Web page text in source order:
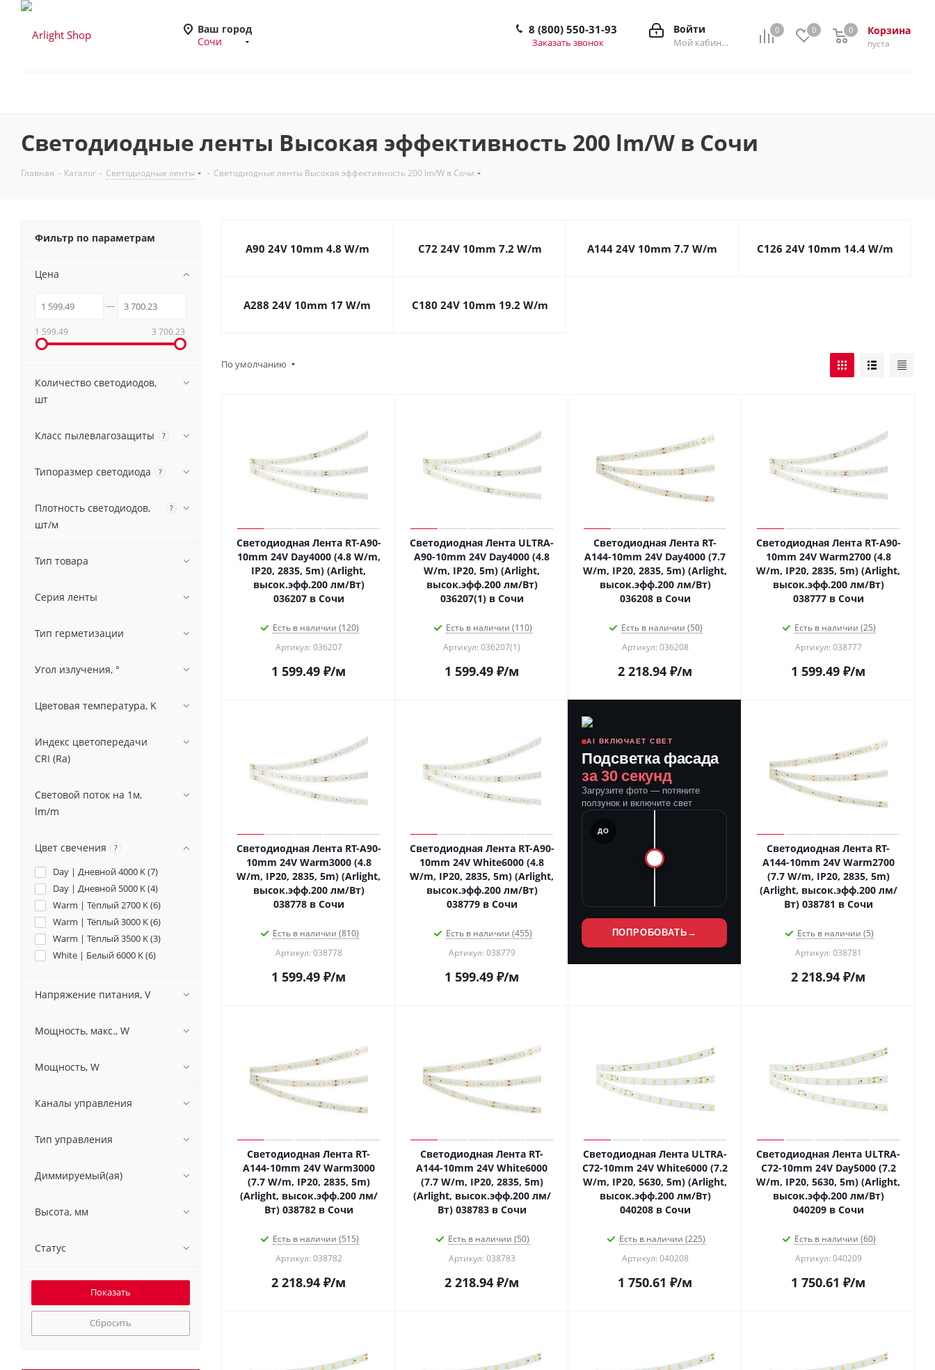
Ваш город
Сочи
0 0 Корзина
0
пуста
0
Войти
Мой кабинет
8 (800) 550-31-93
Заказать звонок
Светодиодные ленты Высокая эффективность 200 lm/W в Сочи
Главная - Каталог - Светодиодные ленты - Светодиодные ленты Высокая эффективность 200 lm/W в Сочи
A90 24V 10mm 4.8 W/m C72 24V 10mm 7.2 W/m A144 24V 10mm 7.7 W/m C126 24V 10mm 14.4 W/m
A288 24V 10mm 17 W/m C180 24V 10mm 19.2 W/m
По умолчанию
Светодиодная Лента RT-A90-
10mm 24V Day4000 (4.8 W/m,
IP20, 2835, 5m) (Arlight,
высок.эфф.200 лм/Вт)
036207 в Сочи
Есть в наличии (120)
Артикул: 036207
1 599.49 ₽/м
Светодиодная Лента ULTRA-
A90-10mm 24V Day4000 (4.8
W/m, IP20, 5m) (Arlight,
высок.эфф.200 лм/Вт)
036207(1) в Сочи
Есть в наличии (110)
Артикул: 036207(1)
1 599.49 ₽/м
Светодиодная Лента RT-
A144-10mm 24V Day4000 (7.7
W/m, IP20, 2835, 5m) (Arlight,
высок.эфф.200 лм/Вт)
036208 в Сочи
Есть в наличии (50)
Артикул: 036208
2 218.94 ₽/м
Светодиодная Лента RT-A90-
10mm 24V Warm2700 (4.8
W/m, IP20, 2835, 5m) (Arlight,
высок.эфф.200 лм/Вт)
038777 в Сочи
Есть в наличии (25)
Артикул: 038777
1 599.49 ₽/м
Светодиодная Лента RT-A90-
10mm 24V Warm3000 (4.8
W/m, IP20, 2835, 5m) (Arlight,
высок.эфф.200 лм/Вт)
038778 в Сочи
Есть в наличии (810)
Артикул: 038778
1 599.49 ₽/м
Светодиодная Лента RT-A90-
10mm 24V White6000 (4.8
W/m, IP20, 2835, 5m) (Arlight,
высок.эфф.200 лм/Вт)
038779 в Сочи
Есть в наличии (455)
Артикул: 038779
1 599.49 ₽/м
AI ВКЛЮЧАЕТ СВЕТ
Подсветка фасада
за 30 секунд
Загрузите фото — потяните
ползунок и включите свет
ДО
ПОПРОБОВАТЬ →
Светодиодная Лента RT-
A144-10mm 24V Warm2700
(7.7 W/m, IP20, 2835, 5m)
(Arlight, высок.эфф.200 лм/
Вт) 038781 в Сочи
Есть в наличии (5)
Артикул: 038781
2 218.94 ₽/м
Светодиодная Лента RT-
A144-10mm 24V Warm3000
(7.7 W/m, IP20, 2835, 5m)
(Arlight, высок.эфф.200 лм/
Вт) 038782 в Сочи
Есть в наличии (515)
Артикул: 038782
2 218.94 ₽/м
Светодиодная Лента RT-
A144-10mm 24V White6000
(7.7 W/m, IP20, 2835, 5m)
(Arlight, высок.эфф.200 лм/
Вт) 038783 в Сочи
Есть в наличии (50)
Артикул: 038783
2 218.94 ₽/м
Светодиодная Лента ULTRA-
C72-10mm 24V White6000 (7.2
W/m, IP20, 5630, 5m) (Arlight,
высок.эфф.200 лм/Вт)
040208 в Сочи
Есть в наличии (225)
Артикул: 040208
1 750.61 ₽/м
Светодиодная Лента ULTRA-
C72-10mm 24V Day5000 (7.2
W/m, IP20, 5630, 5m) (Arlight,
высок.эфф.200 лм/Вт)
040209 в Сочи
Есть в наличии (60)
Артикул: 040209
1 750.61 ₽/м
Фильтр по параметрам
Цена
1 599.49 3 700.23
Количество светодиодов,
шт
Класс пылевлагозащиты ?
Типоразмер светодиода ?
Плотность светодиодов,
шт/м
?
Тип товара
Серия ленты
Тип герметизации
Угол излучения, °
Цветовая температура, K
Индекс цветопередачи
CRI (Ra)
Световой поток на 1м,
lm/m
Цвет свечения ?
Day | Дневной 4000 K (7)
Day | Дневной 5000 K (4)
Warm | Тёплый 2700 K (6)
Warm | Тёплый 3000 K (6)
Warm | Тёплый 3500 K (3)
White | Белый 6000 K (6)
Напряжение питания, V
Мощность, макс., W
Мощность, W
Каналы управления
Тип управления
Диммируемый(ая)
Высота, мм
Статус
Сбросить